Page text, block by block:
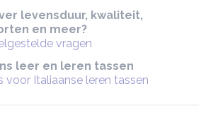
levensduur, kwaliteit,
en meer?
vragen
leer en leren tassen
Italiaanse leren tassen